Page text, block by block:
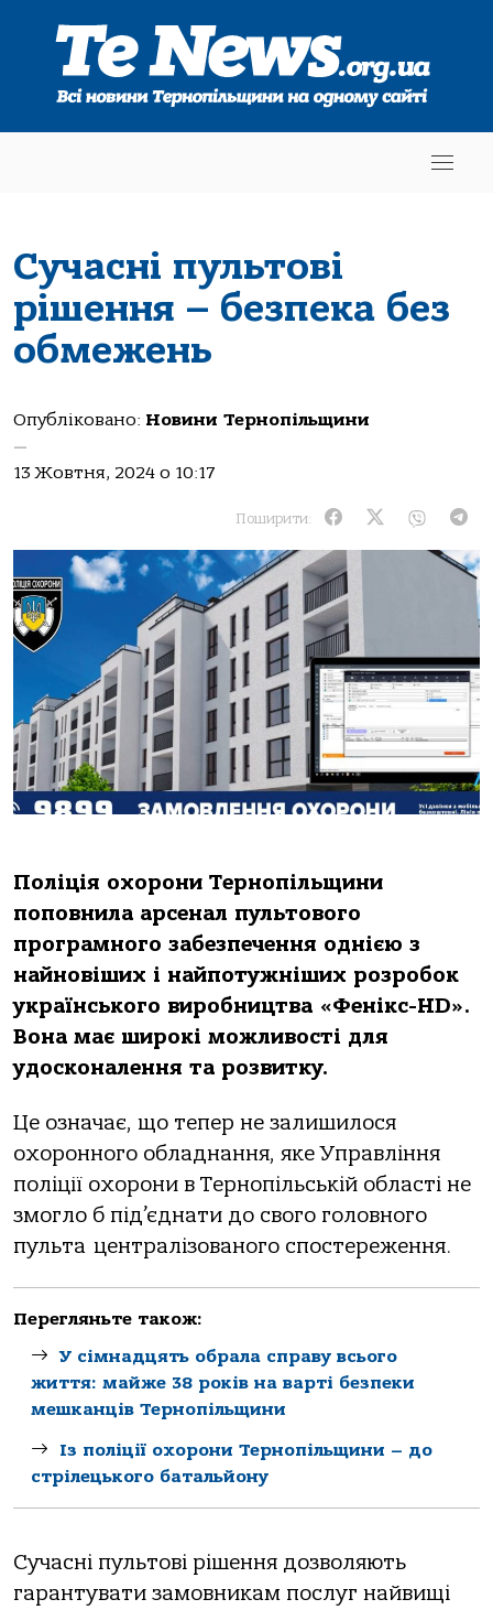
Сучасні пультові
рішення – безпека без
обмежень
Опубліковано: Новини Тернопільщини
—
13 Жовтня, 2024 о 10:17
Поширити:
Поліція охорони Тернопільщини
поповнила арсенал пультового
програмного забезпечення однією з
найновіших і найпотужніших розробок
українського виробництва «Фенікс-HD».
Вона має широкі можливості для
удосконалення та розвитку.
Це означає, що тепер не залишилося
охоронного обладнання, яке Управління
поліції охорони в Тернопільській області не
змогло б під’єднати до свого головного
пульта централізованого спостереження.
Перегляньте також:
У сімнадцять обрала справу всього
життя: майже 38 років на варті безпеки
мешканців Тернопільщини
Із поліції охорони Тернопільщини – до
стрілецького батальйону
Сучасні пультові рішення дозволяють
гарантувати замовникам послуг найвищі